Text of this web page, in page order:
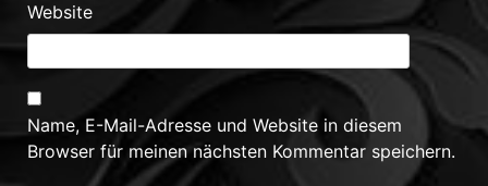
Website
Name, E-Mail-Adresse und Website in diesem
Browser für meinen nächsten Kommentar speichern.